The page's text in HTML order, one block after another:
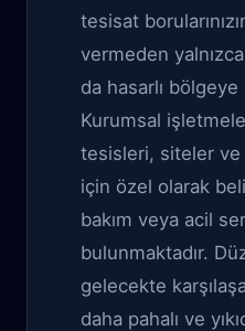
tesisat
vermeden yalnızca
da hasarlı bölgeye
Kurumsal
tesisleri, siteler
için özel olarak
bakım veya acil
bulunmaktadır.
gelecekte
daha pahalı ve